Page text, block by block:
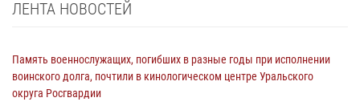
ЛЕНТА НОВОСТЕЙ
Память военнослужащих, погибших в разные годы при исполнении
воинского долга, почтили в кинологическом центре Уральского
округа Росгвардии